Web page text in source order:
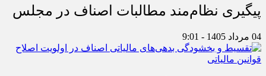
پیگیری نظام‌مند مطالبات اصناف در مجلس
04 مرداد 1405 - 9:01